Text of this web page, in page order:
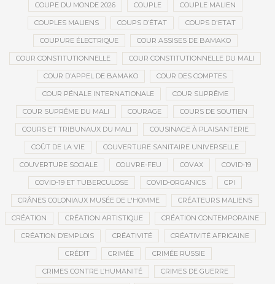
COUPE DU MONDE 2026 COUPLE COUPLE MALIEN
COUPLES MALIENS COUPS D’ÉTAT COUPS D'ETAT
COUPURE ÉLECTRIQUE COUR ASSISES DE BAMAKO
COUR CONSTITUTIONNELLE COUR CONSTITUTIONNELLE DU MALI
COUR D’APPEL DE BAMAKO COUR DES COMPTES
COUR PÉNALE INTERNATIONALE COUR SUPRÊME
COUR SUPRÊME DU MALI COURAGE COURS DE SOUTIEN
COURS ET TRIBUNAUX DU MALI COUSINAGE À PLAISANTERIE
COÛT DE LA VIE COUVERTURE SANITAIRE UNIVERSELLE
COUVERTURE SOCIALE COUVRE-FEU COVAX COVID-19
COVID-19 ET TUBERCULOSE COVID-ORGANICS CPI
CRÂNES COLONIAUX MUSÉE DE L'HOMME CRÉATEURS MALIENS
CRÉATION CRÉATION ARTISTIQUE CRÉATION CONTEMPORAINE
CRÉATION D’EMPLOIS CRÉATIVITÉ CRÉATIVITÉ AFRICAINE
CRÉDIT CRIMÉE CRIMÉE RUSSIE
CRIMES CONTRE L’HUMANITÉ CRIMES DE GUERRE